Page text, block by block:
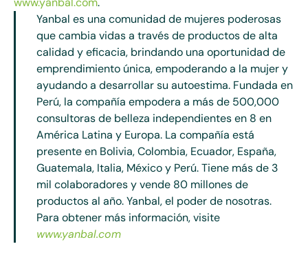
Yanbal es una comunidad de mujeres poderosas
que cambia vidas a través de productos de alta
calidad y eficacia, brindando una oportunidad de
emprendimiento única, empoderando a la mujer y
ayudando a desarrollar su autoestima. Fundada en
Perú, la compañía empodera a más de 500,000
consultoras de belleza independientes en 8 en
América Latina y Europa. La compañía está
presente en Bolivia, Colombia, Ecuador, España,
Guatemala, Italia, México y Perú. Tiene más de 3
mil colaboradores y vende 80 millones de
productos al año.Yanbal, el poder de nosotras.
Para obtener más información, visite
www.yanbal.com